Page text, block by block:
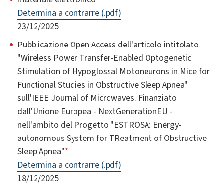
Determina a contrarre (.pdf)
23/12/2025
Pubblicazione Open Access dell'articolo intitolato
"Wireless Power Transfer-Enabled Optogenetic
Stimulation of Hypoglossal Motoneurons in Mice for
Functional Studies in Obstructive Sleep Apnea"
sull'IEEE Journal of Microwaves. Finanziato
dall'Unione Europea - NextGenerationEU -
nell'ambito del Progetto "ESTROSA: Energy-
autonomous System for TReatment of Obstructive
Sleep Apnea"*
Determina a contrarre (.pdf)
18/12/2025